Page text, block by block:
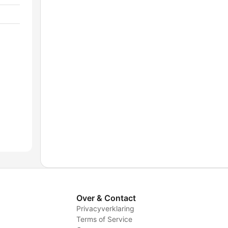
Over & Contact
Privacyverklaring
Terms of Service